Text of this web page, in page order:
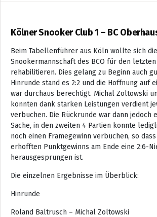
Kölner Snooker Club 1 – BC
Beim Tabellenführer aus Köln wollte sich
Snookermannschaft des BCO für den
rehabilitieren. Dies gelang zu Beginn auch
Hinrunde stand es 2:2 und die Hoffnung auf
war durchaus berechtigt. Michal Zoltowski
konnten dank starken Leistungen verdient
verbuchen. Die Rückrunde war dann jedoch
Sache, in den zweiten 4 Partien konnte
noch einen Framegewinn verbuchen, so
erhofften Punktgewinns am Ende eine 2:6-
herausgesprungen ist.
Die einzelnen Ergebnisse im Überblick:
Hinrunde
Roland Baltrusch – Michal